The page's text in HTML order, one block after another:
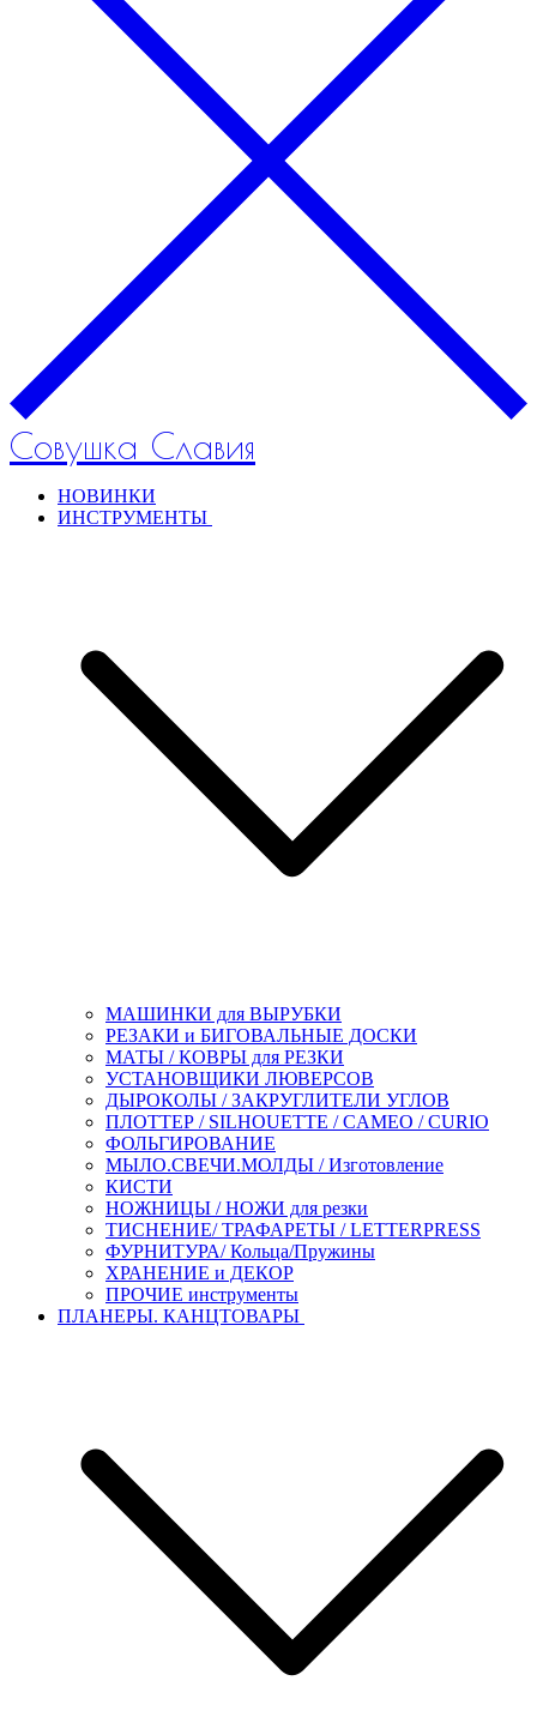
Совушка Славия
НОВИНКИ
ИНСТРУМЕНТЫ
МАШИНКИ для ВЫРУБКИ
РЕЗАКИ и БИГОВАЛЬНЫЕ ДОСКИ
МАТЫ / КОВРЫ для РЕЗКИ
УСТАНОВЩИКИ ЛЮВЕРСОВ
ДЫРОКОЛЫ / ЗАКРУГЛИТЕЛИ УГЛОВ
ПЛОТТЕР / SILHOUETTE / CAMEO / CURIO
ФОЛЬГИРОВАНИЕ
МЫЛО.СВЕЧИ.МОЛДЫ / Изготовление
КИСТИ
НОЖНИЦЫ / НОЖИ для резки
ТИСНЕНИЕ/ ТРАФАРЕТЫ / LETTERPRESS
ФУРНИТУРА/ Кольца/Пружины
ХРАНЕНИЕ и ДЕКОР
ПРОЧИЕ инструменты
ПЛАНЕРЫ. КАНЦТОВАРЫ